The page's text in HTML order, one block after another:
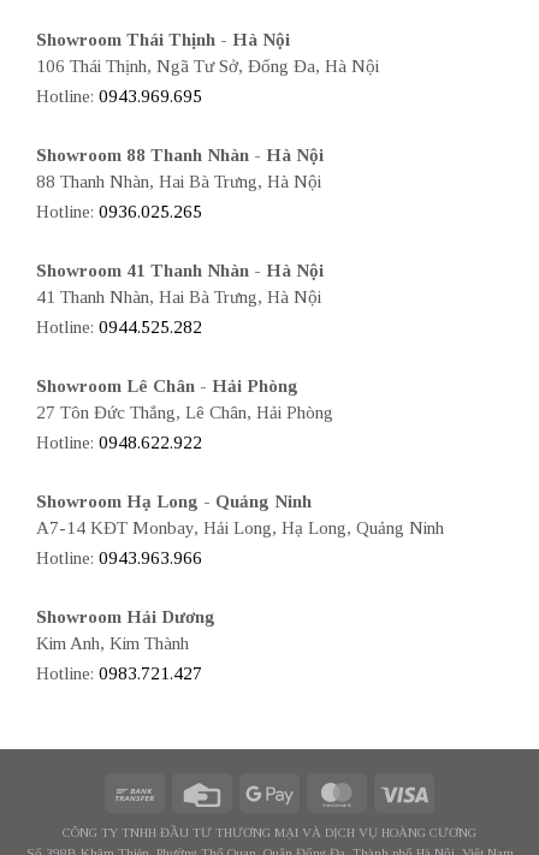
Showroom Thái Thịnh - Hà Nội
106 Thái Thịnh, Ngã Tư Sở, Đống Đa, Hà Nội
Hotline: 0943.969.695
Showroom 88 Thanh Nhàn - Hà Nội
88 Thanh Nhàn, Hai Bà Trưng, Hà Nội
Hotline: 0936.025.265
Showroom 41 Thanh Nhàn - Hà Nội
41 Thanh Nhàn, Hai Bà Trưng, Hà Nội
Hotline: 0944.525.282
Showroom Lê Chân - Hải Phòng
27 Tôn Đức Thắng, Lê Chân, Hải Phòng
Hotline: 0948.622.922
Showroom Hạ Long - Quảng Ninh
A7-14 KĐT Monbay, Hải Long, Hạ Long, Quảng Ninh
Hotline: 0943.963.966
Showroom Hải Dương
Kim Anh, Kim Thành
Hotline: 0983.721.427
CÔNG TY TNHH ĐẦU TƯ THƯƠNG MẠI VÀ DỊCH VỤ HOÀNG CƯƠNG